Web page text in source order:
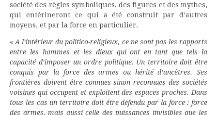
société des règles symboliques, des figures et des mythes,
qui entérineront ce qui a été construit par d’autres
moyens, et par la force en particulier.
«A l’intérieur du politico-religieux, ce ne sont pas les rapports
entre les hommes et les dieux qui ont en tant que tels la
capacité d’imposer un ordre politique. Un territoire doit être
conquis par la force des armes ou hérité d’ancêtres. Ses
frontières doivent être connues sinon reconnues des sociétés
voisines qui occupent et exploitent des espaces proches. Dans
tous les cas un territoire doit être défendu par la force : force
des armes, mais aussi celle des puissances invisibles que les